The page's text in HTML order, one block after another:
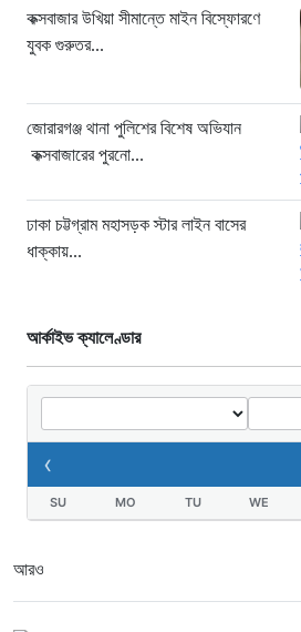
ধাক্কায়
হামে আরও
আক্রান্ত ৮৫
মরণফাঁদ
দেড় বছরে
‘সচিবালয়
নদীদূষণ রোধে
উদ্যোগের
কক্সবাজার উখিয়া সীমান্তে মাইন বিস্ফোরণে
যুবক গুরুতর...
জোরারগঞ্জ থানা পুলিশের বিশেষ অভিযান
কক্সবাজারের পুরনো...
ঢাকা চট্টগ্রাম মহাসড়ক স্টার লাইন বাসের
ধাক্কায়...
আর্কাইভ ক্যালেণ্ডার
‹
SU MO TU WE
আরও